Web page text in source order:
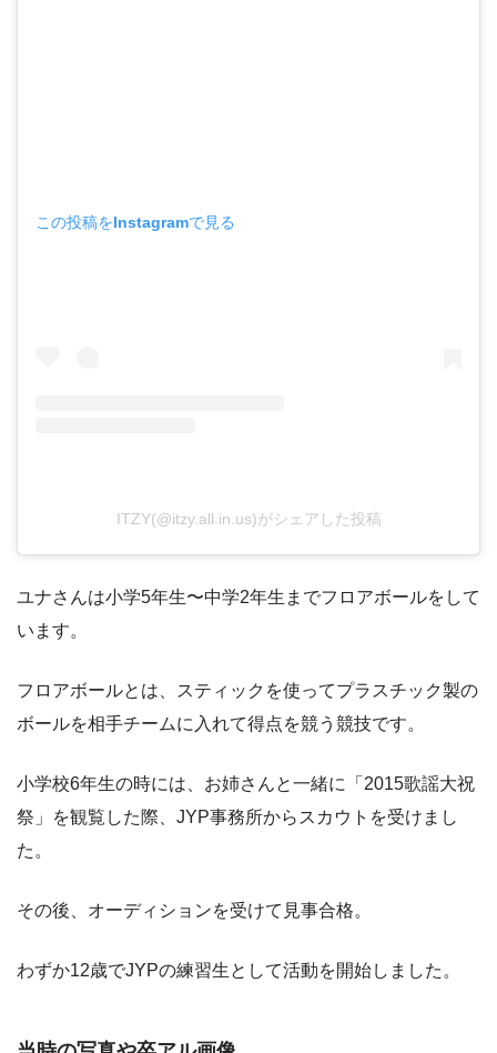
この投稿をInstagramで見る
ITZY(@itzy.all.in.us)がシェアした投稿
ユナさんは小学5年生〜中学2年生までフロアボールをして
います。
フロアボールとは、スティックを使ってプラスチック製の
ボールを相手チームに入れて得点を競う競技です。
小学校6年生の時には、お姉さんと一緒に「2015歌謡大祝
祭」を観覧した際、JYP事務所からスカウトを受けまし
た。
その後、オーディションを受けて見事合格。
わずか12歳でJYPの練習生として活動を開始しました。